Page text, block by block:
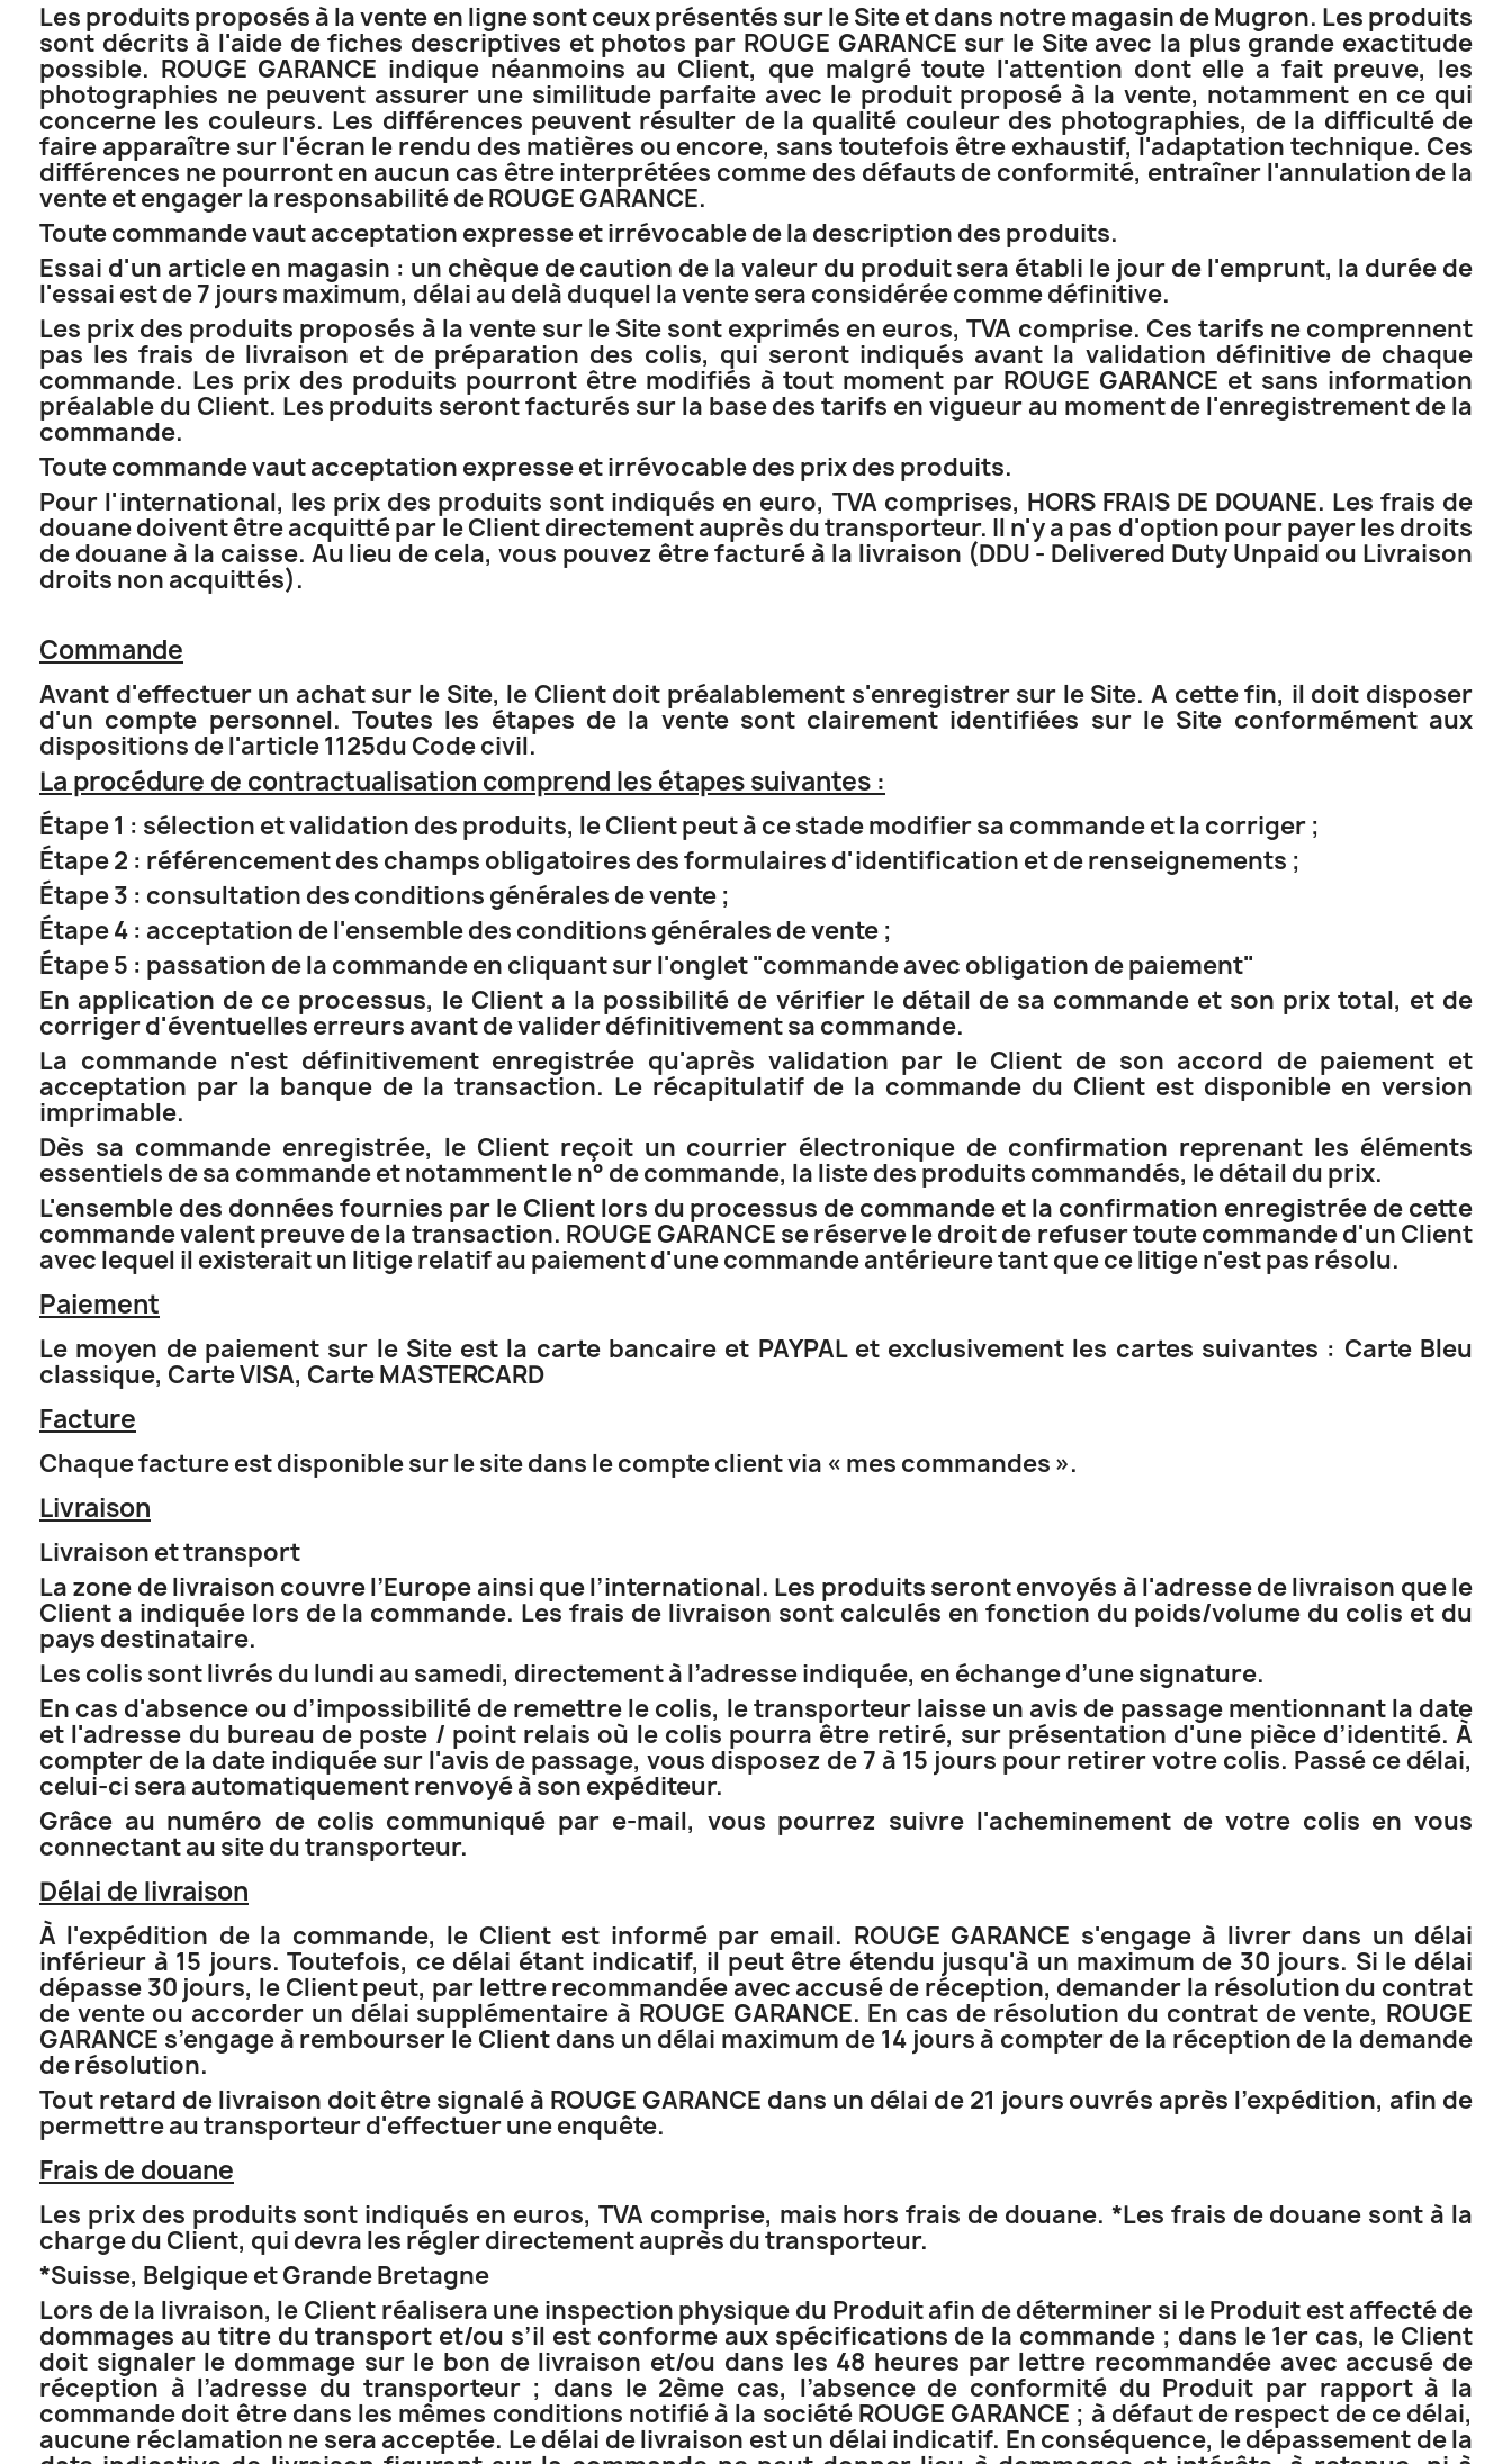
Les produits proposés à la vente en ligne sont ceux présentés sur le Site et dans notre magasin de Mugron. Les produits
sont décrits à l'aide de fiches descriptives et photos par ROUGE GARANCE sur le Site avec la plus grande exactitude
possible. ROUGE GARANCE indique néanmoins au Client, que malgré toute l'attention dont elle a fait preuve, les
photographies ne peuvent assurer une similitude parfaite avec le produit proposé à la vente, notamment en ce qui
concerne les couleurs. Les différences peuvent résulter de la qualité couleur des photographies, de la difficulté de
faire apparaître sur l'écran le rendu des matières ou encore, sans toutefois être exhaustif, l'adaptation technique. Ces
différences ne pourront en aucun cas être interprétées comme des défauts de conformité, entraîner l'annulation de la
vente et engager la responsabilité de ROUGE GARANCE.
Toute commande vaut acceptation expresse et irrévocable de la description des produits.
Essai d'un article en magasin : un chèque de caution de la valeur du produit sera établi le jour de l'emprunt, la durée de
l'essai est de 7 jours maximum, délai au delà duquel la vente sera considérée comme définitive.
Les prix des produits proposés à la vente sur le Site sont exprimés en euros, TVA comprise. Ces tarifs ne comprennent
pas les frais de livraison et de préparation des colis, qui seront indiqués avant la validation définitive de chaque
commande. Les prix des produits pourront être modifiés à tout moment par ROUGE GARANCE et sans information
préalable du Client. Les produits seront facturés sur la base des tarifs en vigueur au moment de l'enregistrement de la
commande.
Toute commande vaut acceptation expresse et irrévocable des prix des produits.
Pour l'international, les prix des produits sont indiqués en euro, TVA comprises, HORS FRAIS DE DOUANE. Les frais de
douane doivent être acquitté par le Client directement auprès du transporteur. Il n'y a pas d'option pour payer les droits
de douane à la caisse. Au lieu de cela, vous pouvez être facturé à la livraison (DDU - Delivered Duty Unpaid ou Livraison
droits non acquittés).
Commande
Avant d'effectuer un achat sur le Site, le Client doit préalablement s'enregistrer sur le Site. A cette fin, il doit disposer
d'un compte personnel. Toutes les étapes de la vente sont clairement identifiées sur le Site conformément aux
dispositions de l'article 1125du Code civil.
La procédure de contractualisation comprend les étapes suivantes :
Étape 1 : sélection et validation des produits, le Client peut à ce stade modifier sa commande et la corriger ;
Étape 2 : référencement des champs obligatoires des formulaires d'identification et de renseignements ;
Étape 3 : consultation des conditions générales de vente ;
Étape 4 : acceptation de l'ensemble des conditions générales de vente ;
Étape 5 : passation de la commande en cliquant sur l'onglet "commande avec obligation de paiement"
En application de ce processus, le Client a la possibilité de vérifier le détail de sa commande et son prix total, et de
corriger d'éventuelles erreurs avant de valider définitivement sa commande.
La commande n'est définitivement enregistrée qu'après validation par le Client de son accord de paiement et
acceptation par la banque de la transaction. Le récapitulatif de la commande du Client est disponible en version
imprimable.
Dès sa commande enregistrée, le Client reçoit un courrier électronique de confirmation reprenant les éléments
essentiels de sa commande et notamment le n° de commande, la liste des produits commandés, le détail du prix.
L'ensemble des données fournies par le Client lors du processus de commande et la confirmation enregistrée de cette
commande valent preuve de la transaction. ROUGE GARANCE se réserve le droit de refuser toute commande d'un Client
avec lequel il existerait un litige relatif au paiement d'une commande antérieure tant que ce litige n'est pas résolu.
Paiement
Le moyen de paiement sur le Site est la carte bancaire et PAYPAL et exclusivement les cartes suivantes : Carte Bleu
classique, Carte VISA, Carte MASTERCARD
Facture
Chaque facture est disponible sur le site dans le compte client via « mes commandes ».
Livraison
Livraison et transport
La zone de livraison couvre l’Europe ainsi que l’international. Les produits seront envoyés à l'adresse de livraison que le
Client a indiquée lors de la commande. Les frais de livraison sont calculés en fonction du poids/volume du colis et du
pays destinataire.
Les colis sont livrés du lundi au samedi, directement à l’adresse indiquée, en échange d’une signature.
En cas d'absence ou d’impossibilité de remettre le colis, le transporteur laisse un avis de passage mentionnant la date
et l'adresse du bureau de poste / point relais où le colis pourra être retiré, sur présentation d'une pièce d’identité. À
compter de la date indiquée sur l'avis de passage, vous disposez de 7 à 15 jours pour retirer votre colis. Passé ce délai,
celui-ci sera automatiquement renvoyé à son expéditeur.
Grâce au numéro de colis communiqué par e-mail, vous pourrez suivre l'acheminement de votre colis en vous
connectant au site du transporteur.
Délai de livraison
À l'expédition de la commande, le Client est informé par email. ROUGE GARANCE s'engage à livrer dans un délai
inférieur à 15 jours. Toutefois, ce délai étant indicatif, il peut être étendu jusqu'à un maximum de 30 jours. Si le délai
dépasse 30 jours, le Client peut, par lettre recommandée avec accusé de réception, demander la résolution du contrat
de vente ou accorder un délai supplémentaire à ROUGE GARANCE. En cas de résolution du contrat de vente, ROUGE
GARANCE s’engage à rembourser le Client dans un délai maximum de 14 jours à compter de la réception de la demande
de résolution.
Tout retard de livraison doit être signalé à ROUGE GARANCE dans un délai de 21 jours ouvrés après l’expédition, afin de
permettre au transporteur d'effectuer une enquête.
Frais de douane
Les prix des produits sont indiqués en euros, TVA comprise, mais hors frais de douane. *Les frais de douane sont à la
charge du Client, qui devra les régler directement auprès du transporteur.
*Suisse, Belgique et Grande Bretagne
Lors de la livraison, le Client réalisera une inspection physique du Produit afin de déterminer si le Produit est affecté de
dommages au titre du transport et/ou s’il est conforme aux spécifications de la commande ; dans le 1er cas, le Client
doit signaler le dommage sur le bon de livraison et/ou dans les 48 heures par lettre recommandée avec accusé de
réception à l’adresse du transporteur ; dans le 2ème cas, l’absence de conformité du Produit par rapport à la
commande doit être dans les mêmes conditions notifié à la société ROUGE GARANCE ; à défaut de respect de ce délai,
aucune réclamation ne sera acceptée. Le délai de livraison est un délai indicatif. En conséquence, le dépassement de la